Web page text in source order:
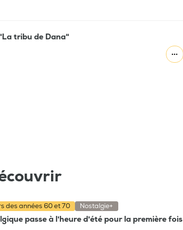
tribu de Dana"
des années 60 et 70 Nostalgie+
passe à l'heure d'été pour la première fois